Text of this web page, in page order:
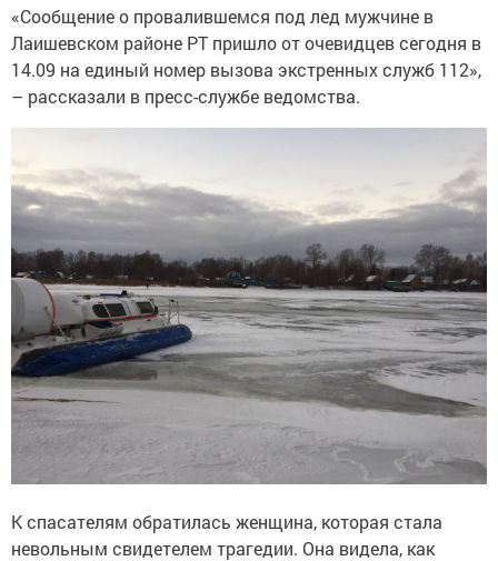
«Сообщение о провалившемся под лед мужчине в
Лаишевском районе РТ пришло от очевидцев сегодня в
14.09 на единый номер вызова экстренных служб 112»,
– рассказали в пресс-службе ведомства.
К спасателям обратилась женщина, которая стала
невольным свидетелем трагедии. Она видела, как